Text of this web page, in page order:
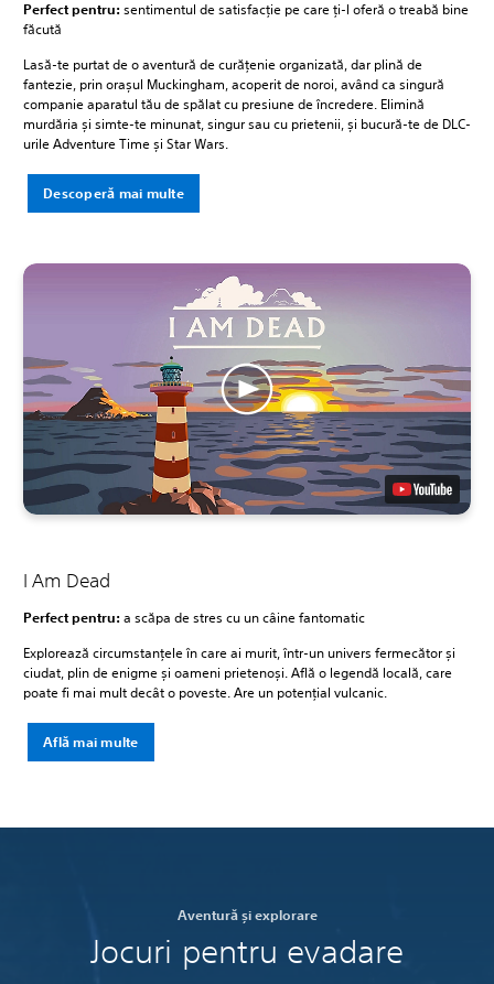
Perfect pentru:sentimentul de satisfacție pe care ți-l oferă o treabă bine
făcută
Lasă-te purtat de o aventură de curățenie organizată, dar plină de
fantezie, prin orașul Muckingham, acoperit de noroi, având ca singură
companie aparatul tău de spălat cu presiune de încredere. Elimină
murdăria și simte-te minunat, singur sau cu prietenii, și bucură-te de DLC-
urile Adventure Time și Star Wars.
Descoperă mai multe
I Am Dead
Perfect pentru:a scăpa de stres cu un câine fantomatic
Explorează circumstanțele în care ai murit, într-un univers fermecător și
ciudat, plin de enigme și oameni prietenoși. Află o legendă locală, care
poate fi mai mult decât o poveste. Are un potențial vulcanic.
Află mai multe
Aventură și explorare
Jocuri pentru evadare